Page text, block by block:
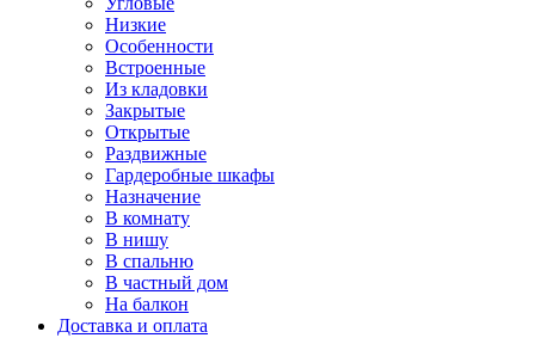
Низкие
Особенности
Встроенные
Из кладовки
Закрытые
Открытые
Раздвижные
Гардеробные шкафы
Назначение
В комнату
В нишу
В спальню
В частный дом
На балкон
Доставка и оплата